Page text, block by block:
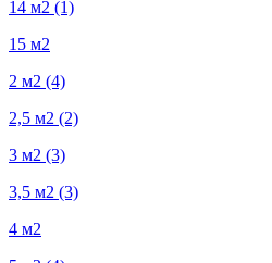
14 м2 (1)
15 м2
2 м2 (4)
2,5 м2 (2)
3 м2 (3)
3,5 м2 (3)
4 м2